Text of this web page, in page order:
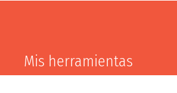
Mis herramientas